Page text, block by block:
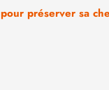
pour préserver sa